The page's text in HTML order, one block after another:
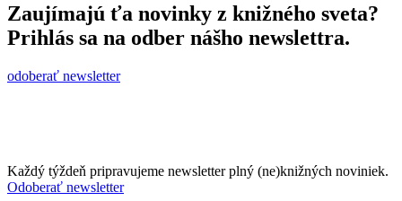
Zaujímajú ťa novinky z knižného sveta?
Prihlás sa na odber nášho newslettra.
odoberať newsletter
Každý týždeň pripravujeme newsletter plný (ne)knižných noviniek.
Odoberať newsletter